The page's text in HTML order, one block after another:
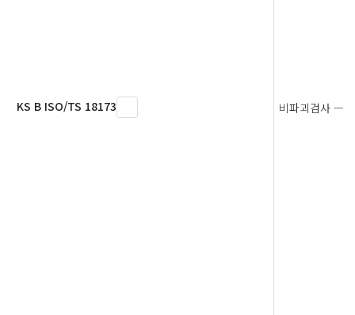
KS B ISO/TS 18173 비파괴검사 —